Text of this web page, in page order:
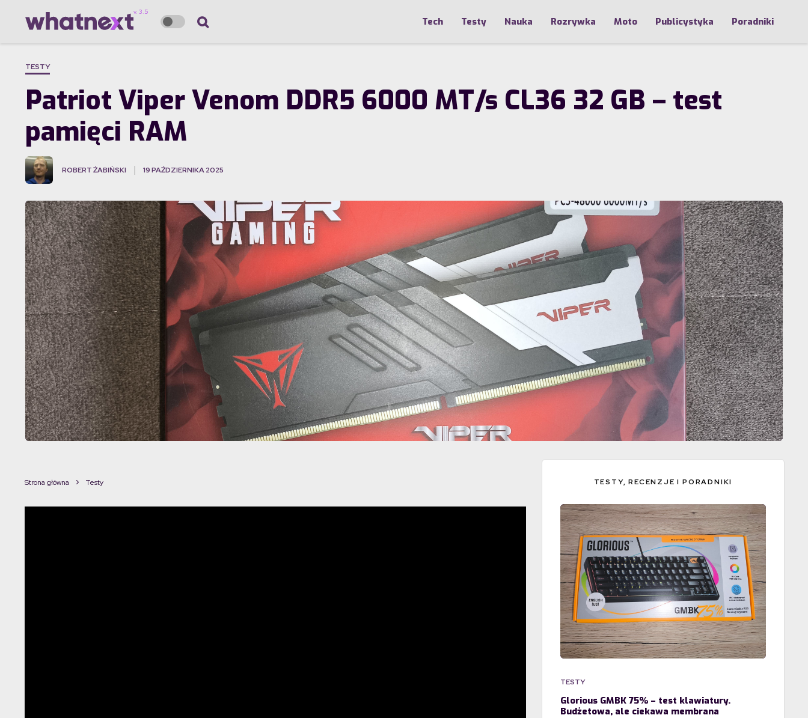
Tech Testy Nauka Rozrywka Moto Publicystyka Poradniki
TESTY
Patriot Viper Venom DDR5 6000 MT/s CL36 32 GB – test
pamięci RAM
ROBERT ŻABIŃSKI 19 PAŹDZIERNIKA 2025
Strona główna Testy TESTY, RECENZJE I PORADNIKI
TESTY
Glorious GMBK 75% – test klawiatury.
Budżetowa, ale ciekawa membrana